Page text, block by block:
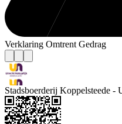
Verklaring Omtrent Gedrag
Stadsboerderij Koppelsteede -